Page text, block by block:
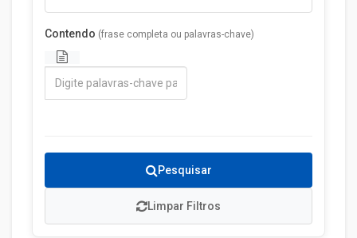
Contendo (frase completa ou palavras-chave)
Limpar Filtros
Pesquisar